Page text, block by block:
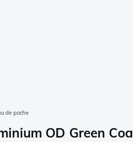
de poche
OD Green